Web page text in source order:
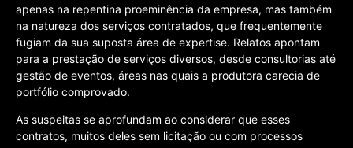
apenas na repentina proeminência da empresa, mas também
na natureza dos serviços contratados, que frequentemente
fugiam da sua suposta área de expertise. Relatos apontam
para a prestação de serviços diversos, desde consultorias até
gestão de eventos, áreas nas quais a produtora carecia de
portfólio comprovado.
As suspeitas se aprofundam ao considerar que esses
contratos, muitos deles sem licitação ou com processos